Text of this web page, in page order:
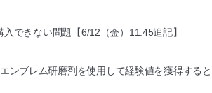
入できない問題 【6/12（金）11:45追記】
ンブレム研磨剤を使用して経験値を獲得する